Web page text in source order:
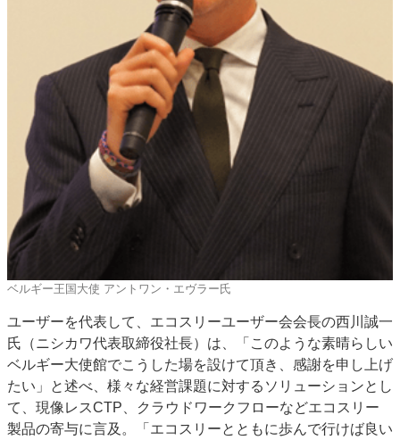
ベルギー王国大使 アントワン・エヴラー氏
ユーザーを代表して、エコスリーユーザー会会長の西川誠一
氏（ニシカワ代表取締役社長）は、「このような素晴らしい
ベルギー大使館でこうした場を設けて頂き、感謝を申し上げ
たい」と述べ、様々な経営課題に対するソリューションとし
て、現像レスCTP、クラウドワークフローなどエコスリー
製品の寄与に言及。「エコスリーとともに歩んで行けば良い